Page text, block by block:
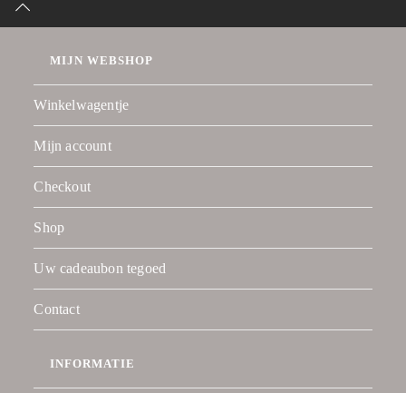
MIJN WEBSHOP
Winkelwagentje
Mijn account
Checkout
Shop
Uw cadeaubon tegoed
Contact
INFORMATIE